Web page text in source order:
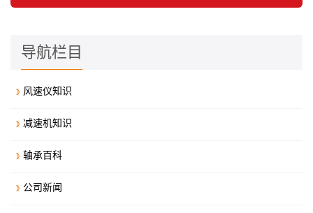
导航栏目
风速仪知识
减速机知识
轴承百科
公司新闻